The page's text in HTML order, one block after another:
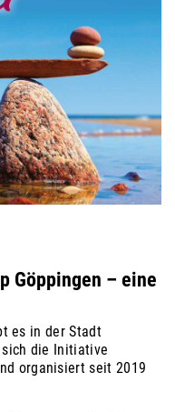
Göppingen – eine
es in der Stadt
sich die Initiative
organisiert seit 2019